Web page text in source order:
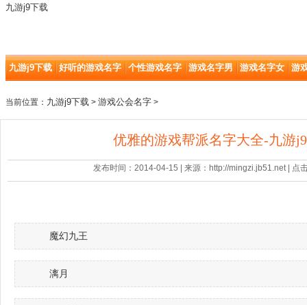
九游j9下载
九游j9下载 好听的游戏名字 个性游戏名字 游戏名字男 游戏名字女 游
当前位置： 九游j9下载 > 游戏公会名字 >
优雅的游戏帮派名字大全-九游
发布时间：2014-04-15 | 来源：http://mingzi.jb51.net | 点
魔幻九王
漓月